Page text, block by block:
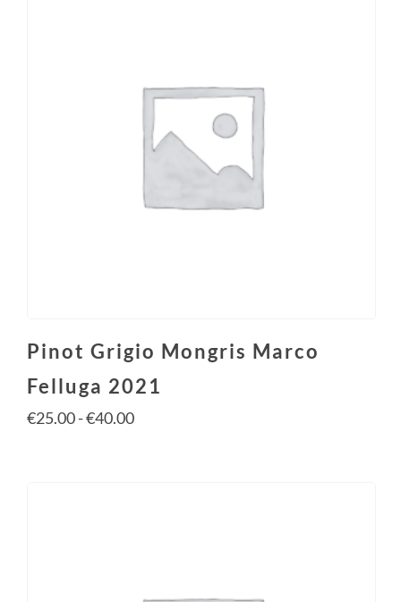
Pinot Grigio Mongris Marco
Felluga 2021
€25.00-€40.00